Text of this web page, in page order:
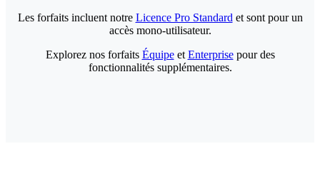
Les forfaits incluent notre Licence Pro Standard et sont pour un
accès mono-utilisateur.
Explorez nos forfaits Équipeet Enterprisepour des
fonctionnalités supplémentaires.